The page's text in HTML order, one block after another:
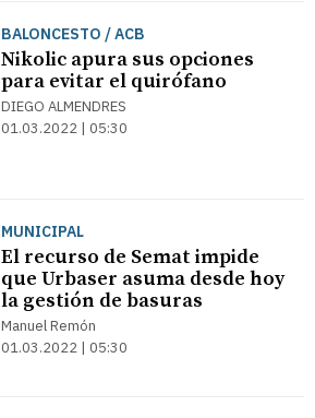
BALONCESTO / ACB
Nikolic apura sus opciones
para evitar el quirófano
DIEGO ALMENDRES
01.03.2022 | 05:30
MUNICIPAL
El recurso de Semat impide
que Urbaser asuma desde hoy
la gestión de basuras
Manuel Remón
01.03.2022 | 05:30